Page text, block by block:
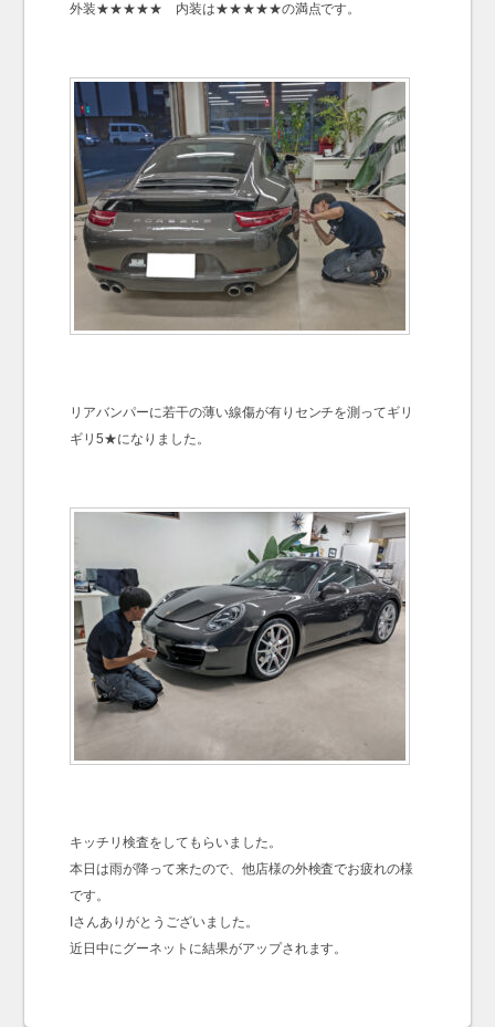
外装★★★★★ 内装は★★★★★の満点です。
リアバンパーに若干の薄い線傷が有りセンチを測ってギリ
ギリ5★になりました。
キッチリ検査をしてもらいました。
本日は雨が降って来たので、他店様の外検査でお疲れの様
です。
Iさんありがとうございました。
近日中にグーネットに結果がアップされます。